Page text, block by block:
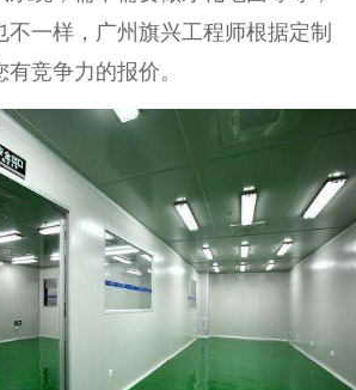
一样，广州旗兴工程师根据定制
竞争力的报价。